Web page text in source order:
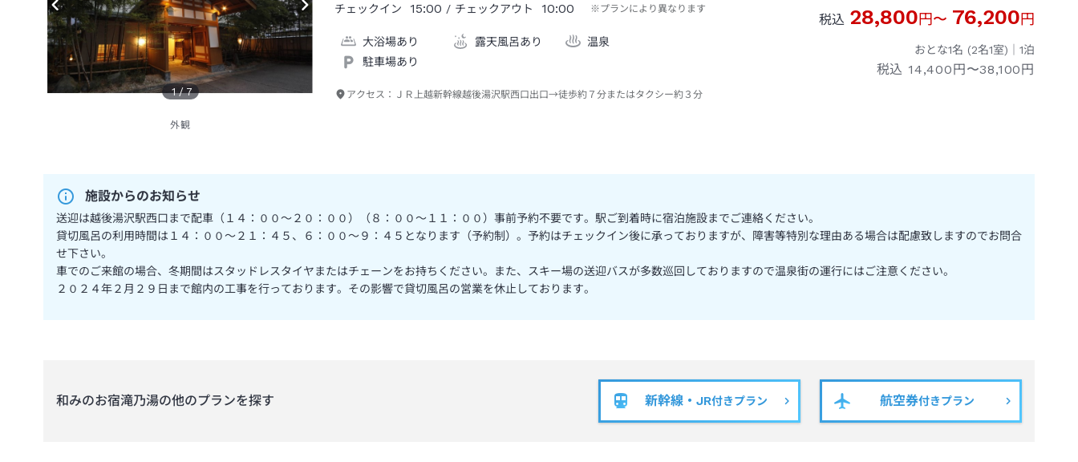
1 /7
外観
チェックイン
15:00 / チェックアウト 10:00 ※プランにより異なります
大浴場あり 露天風呂あり
温泉
駐車場あり
アクセス： ＪＲ上越新幹線越後湯沢駅西口出口→徒歩約７分またはタクシー約３分
税込 28,800円〜 76,200円
おとな1名 (2名1室)｜ 1泊
税込 14,400円〜38,100円
施設からのお知らせ
送迎は越後湯沢駅西口まで配車（１４：００～２０：００）（８：００～１１：００）事前予約不要です。駅ご到着時に宿泊施設までご連絡ください。
貸切風呂の利用時間は１４：００～２１：４５、６：００～９：４５となります（予約制）。予約はチェックイン後に承っておりますが、障害等特別な理由ある場合は配慮致しますのでお問合
せ下さい。
車でのご来館の場合、冬期間はスタッドレスタイヤまたはチェーンをお持ちください。また、スキー場の送迎バスが多数巡回しておりますので温泉街の運行にはご注意ください。
２０２４年２月２９日まで館内の工事を行っております。その影響で貸切風呂の営業を休止しております。
和みのお宿滝乃湯の他のプランを探す 新幹線・JR付きプラン 航空券付きプラン